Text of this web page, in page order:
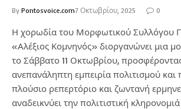
By Pontosvoice.com7 Οκτωβρίου, 2025 0
Η χορωδία του Μορφωτικού Συλλόγου
«Αλέξιος Κομνηνός» διοργανώνει μια
το Σάββατο 11 Οκτωβρίου,
ανεπανάληπτη εμπειρία πολιτισμού
πλούσιο ρεπερτόριο και ζωντανή
αναδεικνύει την πολιτιστική